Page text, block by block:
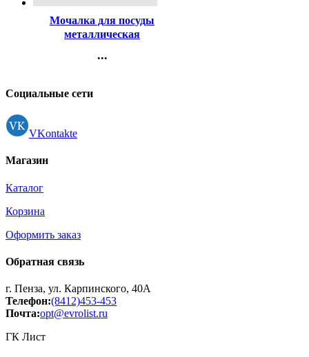
Мочалка для посуды
металлическая
...
Регистрация
Социальные сети
VKontakte
Магазин
Каталог
Корзина
Оформить заказ
Обратная связь
г. Пенза, ул. Карпинского, 40А
Телефон:(8412)453-453
Почта:opt@evrolist.ru
ГК Лист